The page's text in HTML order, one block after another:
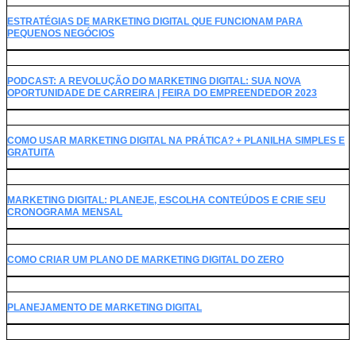
ESTRATÉGIAS DE MARKETING DIGITAL QUE FUNCIONAM PARA
PEQUENOS NEGÓCIOS
PODCAST: A REVOLUÇÃO DO MARKETING DIGITAL: SUA NOVA
OPORTUNIDADE DE CARREIRA | FEIRA DO EMPREENDEDOR 2023
COMO USAR MARKETING DIGITAL NA PRÁTICA? + PLANILHA SIMPLES E
GRATUITA
MARKETING DIGITAL: PLANEJE, ESCOLHA CONTEÚDOS E CRIE SEU
CRONOGRAMA MENSAL
COMO CRIAR UM PLANO DE MARKETING DIGITAL DO ZERO
PLANEJAMENTO DE MARKETING DIGITAL